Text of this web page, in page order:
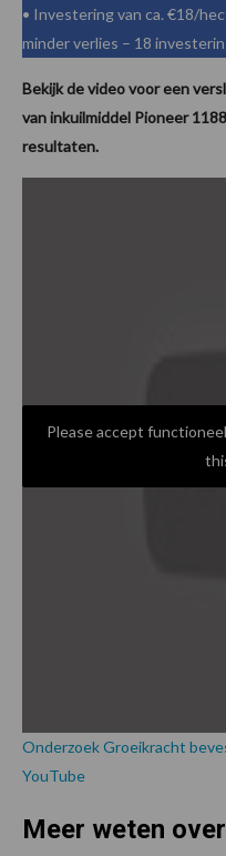
• Investering van ca. €18/
minder verlies – 18
Bekijk de video voor een
van inkuilmiddel Pioneer
resultaten.
Please accept
Onderzoek Groeikracht
YouTube
Meer weten